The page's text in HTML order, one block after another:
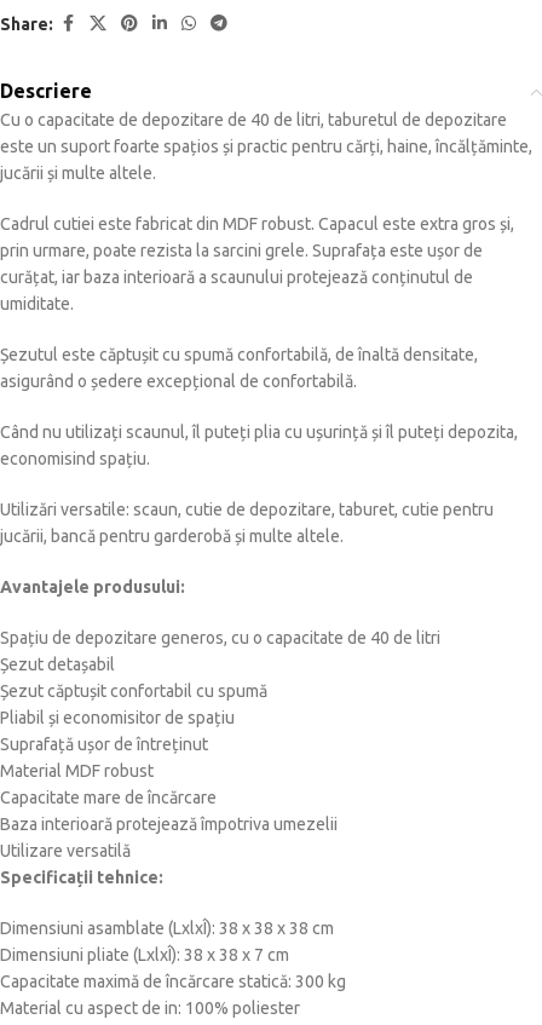
Share:
Descriere
Cu o capacitate de depozitare de 40 de litri, taburetul de depozitare
este un suport foarte spațios și practic pentru cărți, haine, încălțăminte,
jucării și multe altele.
Cadrul cutiei este fabricat din MDF robust. Capacul este extra gros și,
prin urmare, poate rezista la sarcini grele. Suprafața este ușor de
curățat, iar baza interioară a scaunului protejează conținutul de
umiditate.
Șezutul este căptușit cu spumă confortabilă, de înaltă densitate,
asigurând o ședere excepțional de confortabilă.
Când nu utilizați scaunul, îl puteți plia cu ușurință și îl puteți depozita,
economisind spațiu.
Utilizări versatile: scaun, cutie de depozitare, taburet, cutie pentru
jucării, bancă pentru garderobă și multe altele.
Avantajele produsului:
Spațiu de depozitare generos, cu o capacitate de 40 de litri
Șezut detașabil
Șezut căptușit confortabil cu spumă
Pliabil și economisitor de spațiu
Suprafață ușor de întreținut
Material MDF robust
Capacitate mare de încărcare
Baza interioară protejează împotriva umezelii
Utilizare versatilă
Specificații tehnice:
Dimensiuni asamblate (LxlxÎ): 38 x 38 x 38 cm
Dimensiuni pliate (LxlxÎ): 38 x 38 x 7 cm
Capacitate maximă de încărcare statică: 300 kg
Material cu aspect de in: 100% poliester